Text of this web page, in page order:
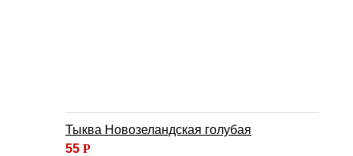
Тыква Новозеландская голубая
55 Р